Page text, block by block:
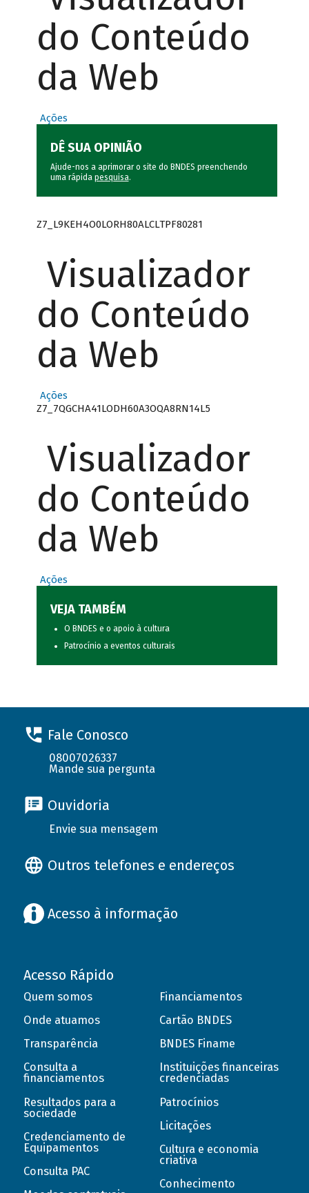
do Conteúdo
da Web
Ações
DÊ SUA OPINIÃO
Ajude-nos a aprimorar o site do BNDES preenchendo
uma rápida pesquisa.
Z7_L9KEH4O0LORH80ALCLTPF80281
Visualizador
do Conteúdo
da Web
Ações
Z7_7QGCHA41LODH60A3OQA8RN14L5
Visualizador
do Conteúdo
da Web
Ações
VEJA TAMBÉM
O BNDES e o apoio à cultura
Patrocínio a eventos culturais
Fale Conosco
08007026337
Mande sua pergunta
Ouvidoria
Envie sua mensagem
Outros telefones e endereços
Acesso à informação
Acesso Rápido
Quem somos
Onde atuamos
Transparência
Consulta a
financiamentos
Resultados para a
sociedade
Credenciamento de
Equipamentos
Consulta PAC
Financiamentos
Cartão BNDES
BNDES Finame
Instituições financeiras
credenciadas
Patrocínios
Licitações
Cultura e economia
criativa
Conhecimento